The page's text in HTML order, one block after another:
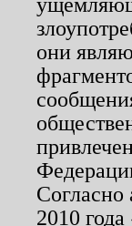
они
2010